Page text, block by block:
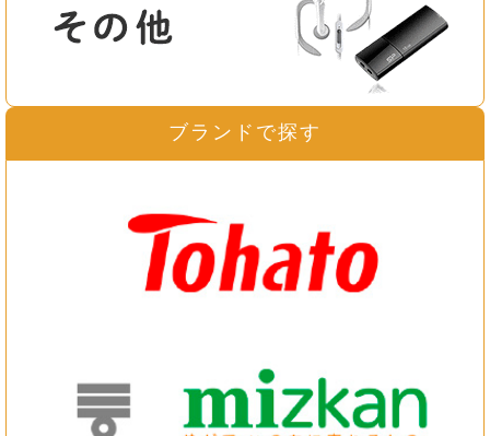
ブランドで探す